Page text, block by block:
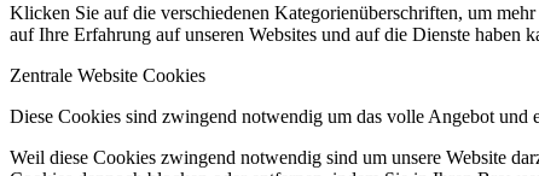
Klicken Sie auf die verschiedenen Kategorienüberschriften, um
auf Ihre Erfahrung auf unseren Websites und auf die Dienste haben
Zentrale Website Cookies
Diese Cookies sind zwingend notwendig um das volle Angebot und
Weil diese Cookies zwingend notwendig sind um unsere Website